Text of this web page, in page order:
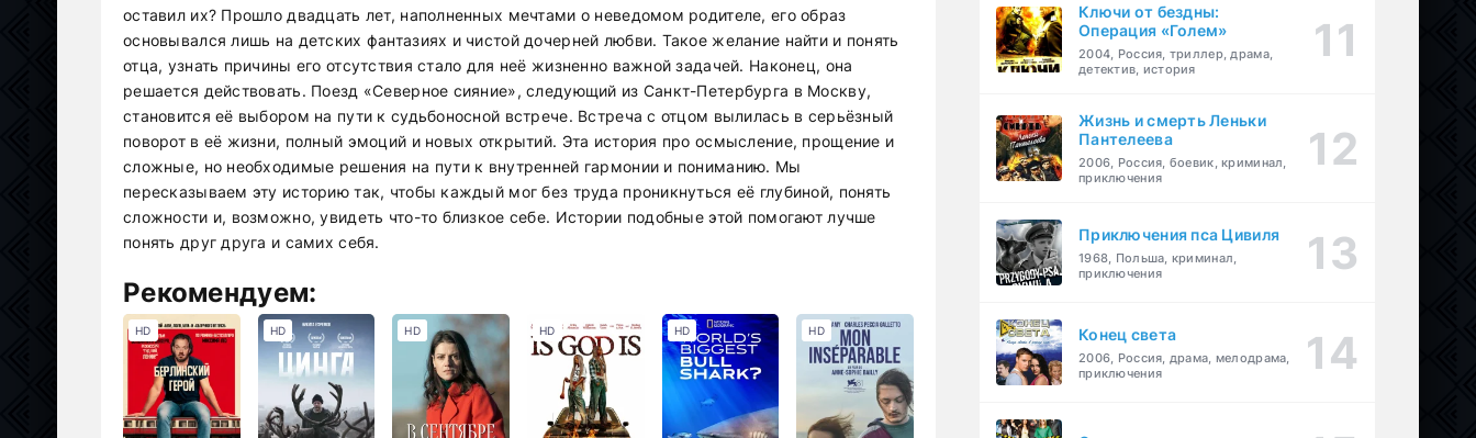
оставил их? Прошло двадцать лет, наполненных мечтами о неведомом родителе, его образ
основывался лишь на детских фантазиях и чистой дочерней любви. Такое желание найти и понять
отца, узнать причины его отсутствия стало для неё жизненно важной задачей. Наконец, она
решается действовать. Поезд «Северное сияние», следующий из Санкт-Петербурга в Москву,
становится её выбором на пути к судьбоносной встрече. Встреча с отцом вылилась в серьёзный
поворот в её жизни, полный эмоций и новых открытий. Эта история про осмысление, прощение и
сложные, но необходимые решения на пути к внутренней гармонии и пониманию. Мы
пересказываем эту историю так, чтобы каждый мог без труда проникнуться её глубиной, понять
сложности и, возможно, увидеть что-то близкое себе. Истории подобные этой помогают лучше
понять друг друга и самих себя.
Рекомендуем:
HD HD HD HD HD HD
Ключи от бездны:
Операция «Голем»
2004, Россия, триллер, драма,
детектив, история
Жизнь и смерть Леньки
Пантелеева
2006, Россия, боевик, криминал,
приключения
Приключения пса Цивиля
1968, Польша, криминал,
приключения
Конец света
2006, Россия, драма, мелодрама,
приключения